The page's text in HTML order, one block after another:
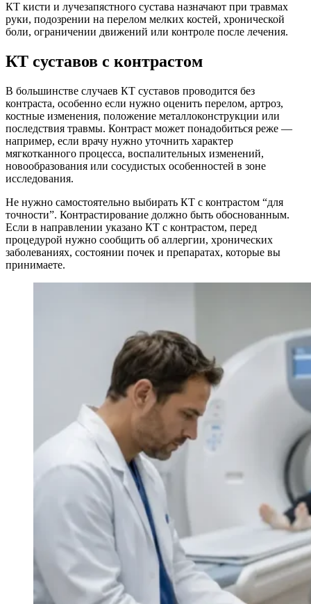
КТ кисти и лучезапястного сустава назначают при травмах
руки, подозрении на перелом мелких костей, хронической
боли, ограничении движений или контроле после лечения.
КТ суставов с контрастом
В большинстве случаев КТ суставов проводится без
контраста, особенно если нужно оценить перелом, артроз,
костные изменения, положение металлоконструкции или
последствия травмы. Контраст может понадобиться реже —
например, если врачу нужно уточнить характер
мягкотканного процесса, воспалительных изменений,
новообразования или сосудистых особенностей в зоне
исследования.
Не нужно самостоятельно выбирать КТ с контрастом “для
точности”. Контрастирование должно быть обоснованным.
Если в направлении указано КТ с контрастом, перед
процедурой нужно сообщить об аллергии, хронических
заболеваниях, состоянии почек и препаратах, которые вы
принимаете.